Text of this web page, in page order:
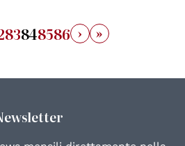
83848586 › »